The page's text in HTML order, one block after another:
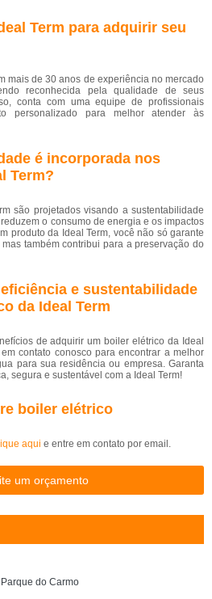
Term para adquirir seu
mais de 30 anos de experiência no mercado
reconhecida pela qualidade de seus
conta com uma equipe de profissionais
personalizado para melhor atender às
é incorporada nos
Term?
são projetados visando a sustentabilidade
o consumo de energia e os impactos
produto da Ideal Term, você não só garante
também contribui para a preservação do
e sustentabilidade
da Ideal Term
de adquirir um boiler elétrico da Ideal
contato conosco para encontrar a melhor
para sua residência ou empresa. Garanta
segura e sustentável com a Ideal Term!
boiler elétrico
aqui e entre em contato por email.
um orçamento
do Carmo